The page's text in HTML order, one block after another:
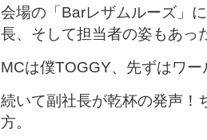
会場の「Barレザムルーズ」
長、そして担当者の姿もあっ
MCは僕TOGGY、先ずはワ
続いて副社長が乾杯の発声！
方。